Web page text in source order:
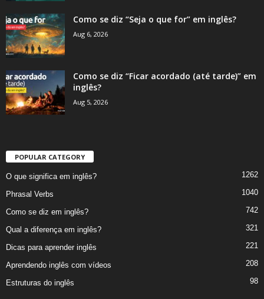
Como se diz “Seja o que for” em inglês?
Aug 6, 2026
Como se diz “Ficar acordado (até tarde)” em
inglês?
Aug 5, 2026
POPULAR CATEGORY
O que significa em inglês? 1262
Phrasal Verbs 1040
Como se diz em inglês? 742
Qual a diferença em inglês? 321
Dicas para aprender inglês 221
Aprendendo inglês com vídeos 208
Estruturas do inglês 98